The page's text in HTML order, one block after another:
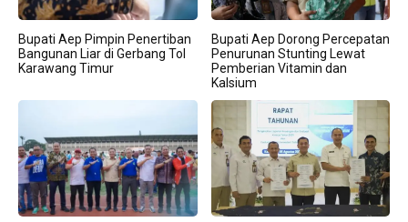
Bupati Aep Pimpin Penertiban
Bangunan Liar di Gerbang Tol
Karawang Timur
Bupati Aep Dorong Percepatan
Penurunan Stunting Lewat
Pemberian Vitamin dan
Kalsium